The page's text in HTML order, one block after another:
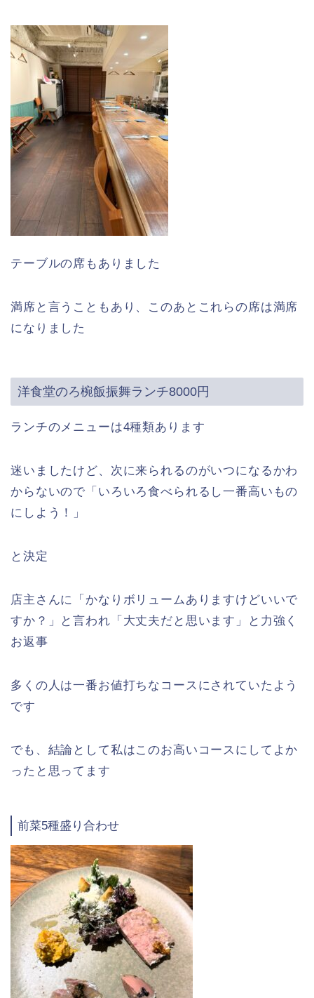
テーブルの席もありました
満席と言うこともあり、このあとこれらの席は満席
になりました
洋食堂のろ椀飯振舞ランチ8000円
ランチのメニューは4種類あります
迷いましたけど、次に来られるのがいつになるかわ
からないので「いろいろ食べられるし一番高いもの
にしよう！」
と決定
店主さんに「かなりボリュームありますけどいいで
すか？」と言われ「大丈夫だと思います」と力強く
お返事
多くの人は一番お値打ちなコースにされていたよう
です
でも、結論として私はこのお高いコースにしてよか
ったと思ってます
前菜5種盛り合わせ